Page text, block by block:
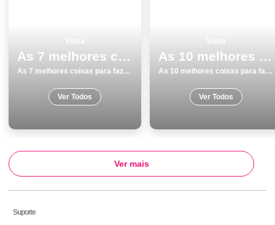
As 7 melhores coisas para fazer e visitar em Barcelos
As 7 melhores coisas para fazer e visitar em Barcelos
Ver Todos
As 10 melhores coisas para fazer e visitar em Mafra
As 10 melhores coisas para fazer e visitar em Mafra
Ver Todos
Ver mais
Suporte